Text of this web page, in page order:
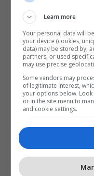
Learn more
Your personal data will
your device (cookies,
data) may be stored by,
partners, or used
may use precise
Some vendors may
of legitimate interest,
your options below.
or in the site menu to
and cookie settings.